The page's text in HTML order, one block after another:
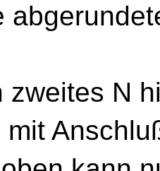
zweites N
mit